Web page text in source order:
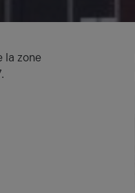
la zone